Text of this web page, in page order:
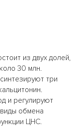
из двух долей,
30 млн.
три
и регулируют
обмена
ЦНС.